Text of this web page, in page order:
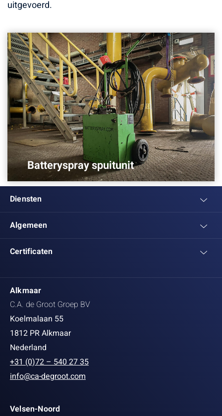
uitgevoerd.
Batteryspray spuitunit
Alkmaar
C.A. de Groot Groep BV
Koelmalaan 55
1812 PR Alkmaar
Nederland
+31 (0)72 – 540 27 35
info@ca-degroot.com
Velsen-Noord
Diensten
Algemeen
Certificaten